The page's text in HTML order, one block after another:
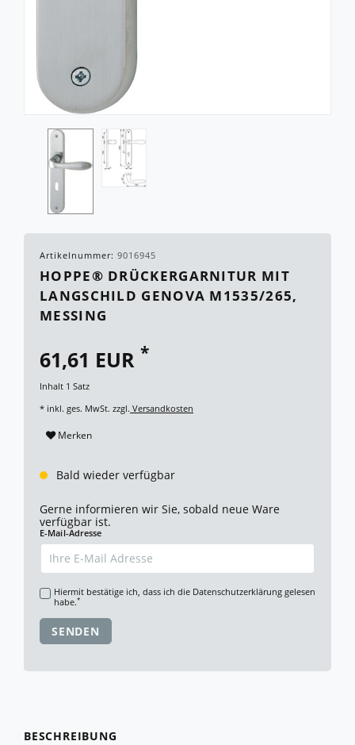
Artikelnummer: 9016945
HOPPE® DRÜCKERGARNITUR MIT
LANGSCHILD GENOVA M1535/265,
MESSING
61,61 EUR *
Inhalt 1 Satz
* inkl. ges. MwSt. zzgl. Versandkosten
Merken
Bald wieder verfügbar
Gerne informieren wir Sie, sobald neue Ware
verfügbar ist.
E-Mail-Adresse
Hiermit bestätige ich, dass ich die Daten­schutz­erklärunggelesen
habe.*
SENDEN
BESCHREIBUNG